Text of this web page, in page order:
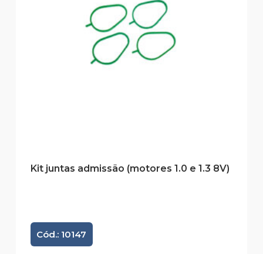
Kit juntas admissão (motores 1.0 e 1.3 8V)
Cód.: 10147